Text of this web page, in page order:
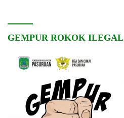
GEMPUR ROKOK ILEGAL